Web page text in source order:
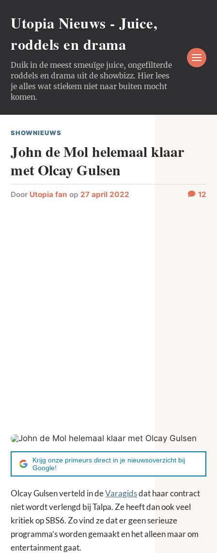
Utopia Nieuws - Juice,
roddels en drama
Duik in de meest smeuïge juice, ongefilterde
roddels en drama uit de showbizz. Hier lees
je alles wat stiekem niet naar buiten mocht
komen.
SHOWNIEUWS
John de Mol helemaal klaar
met Olcay Gulsen
door Utopia fan op 27 april 2022 12
Krijg onze primeurs direct in je nieuwsoverzicht bij
Google!
Olcay Gulsen verteld in deVaragidsdat haar contract
niet wordt verlengd bij Talpa. Ze heeft dan ook veel
kritiek op SBS6. Zo vind ze dat er geen serieuze
programma’s worden gemaakt en het alleen maar om
entertainment gaat.